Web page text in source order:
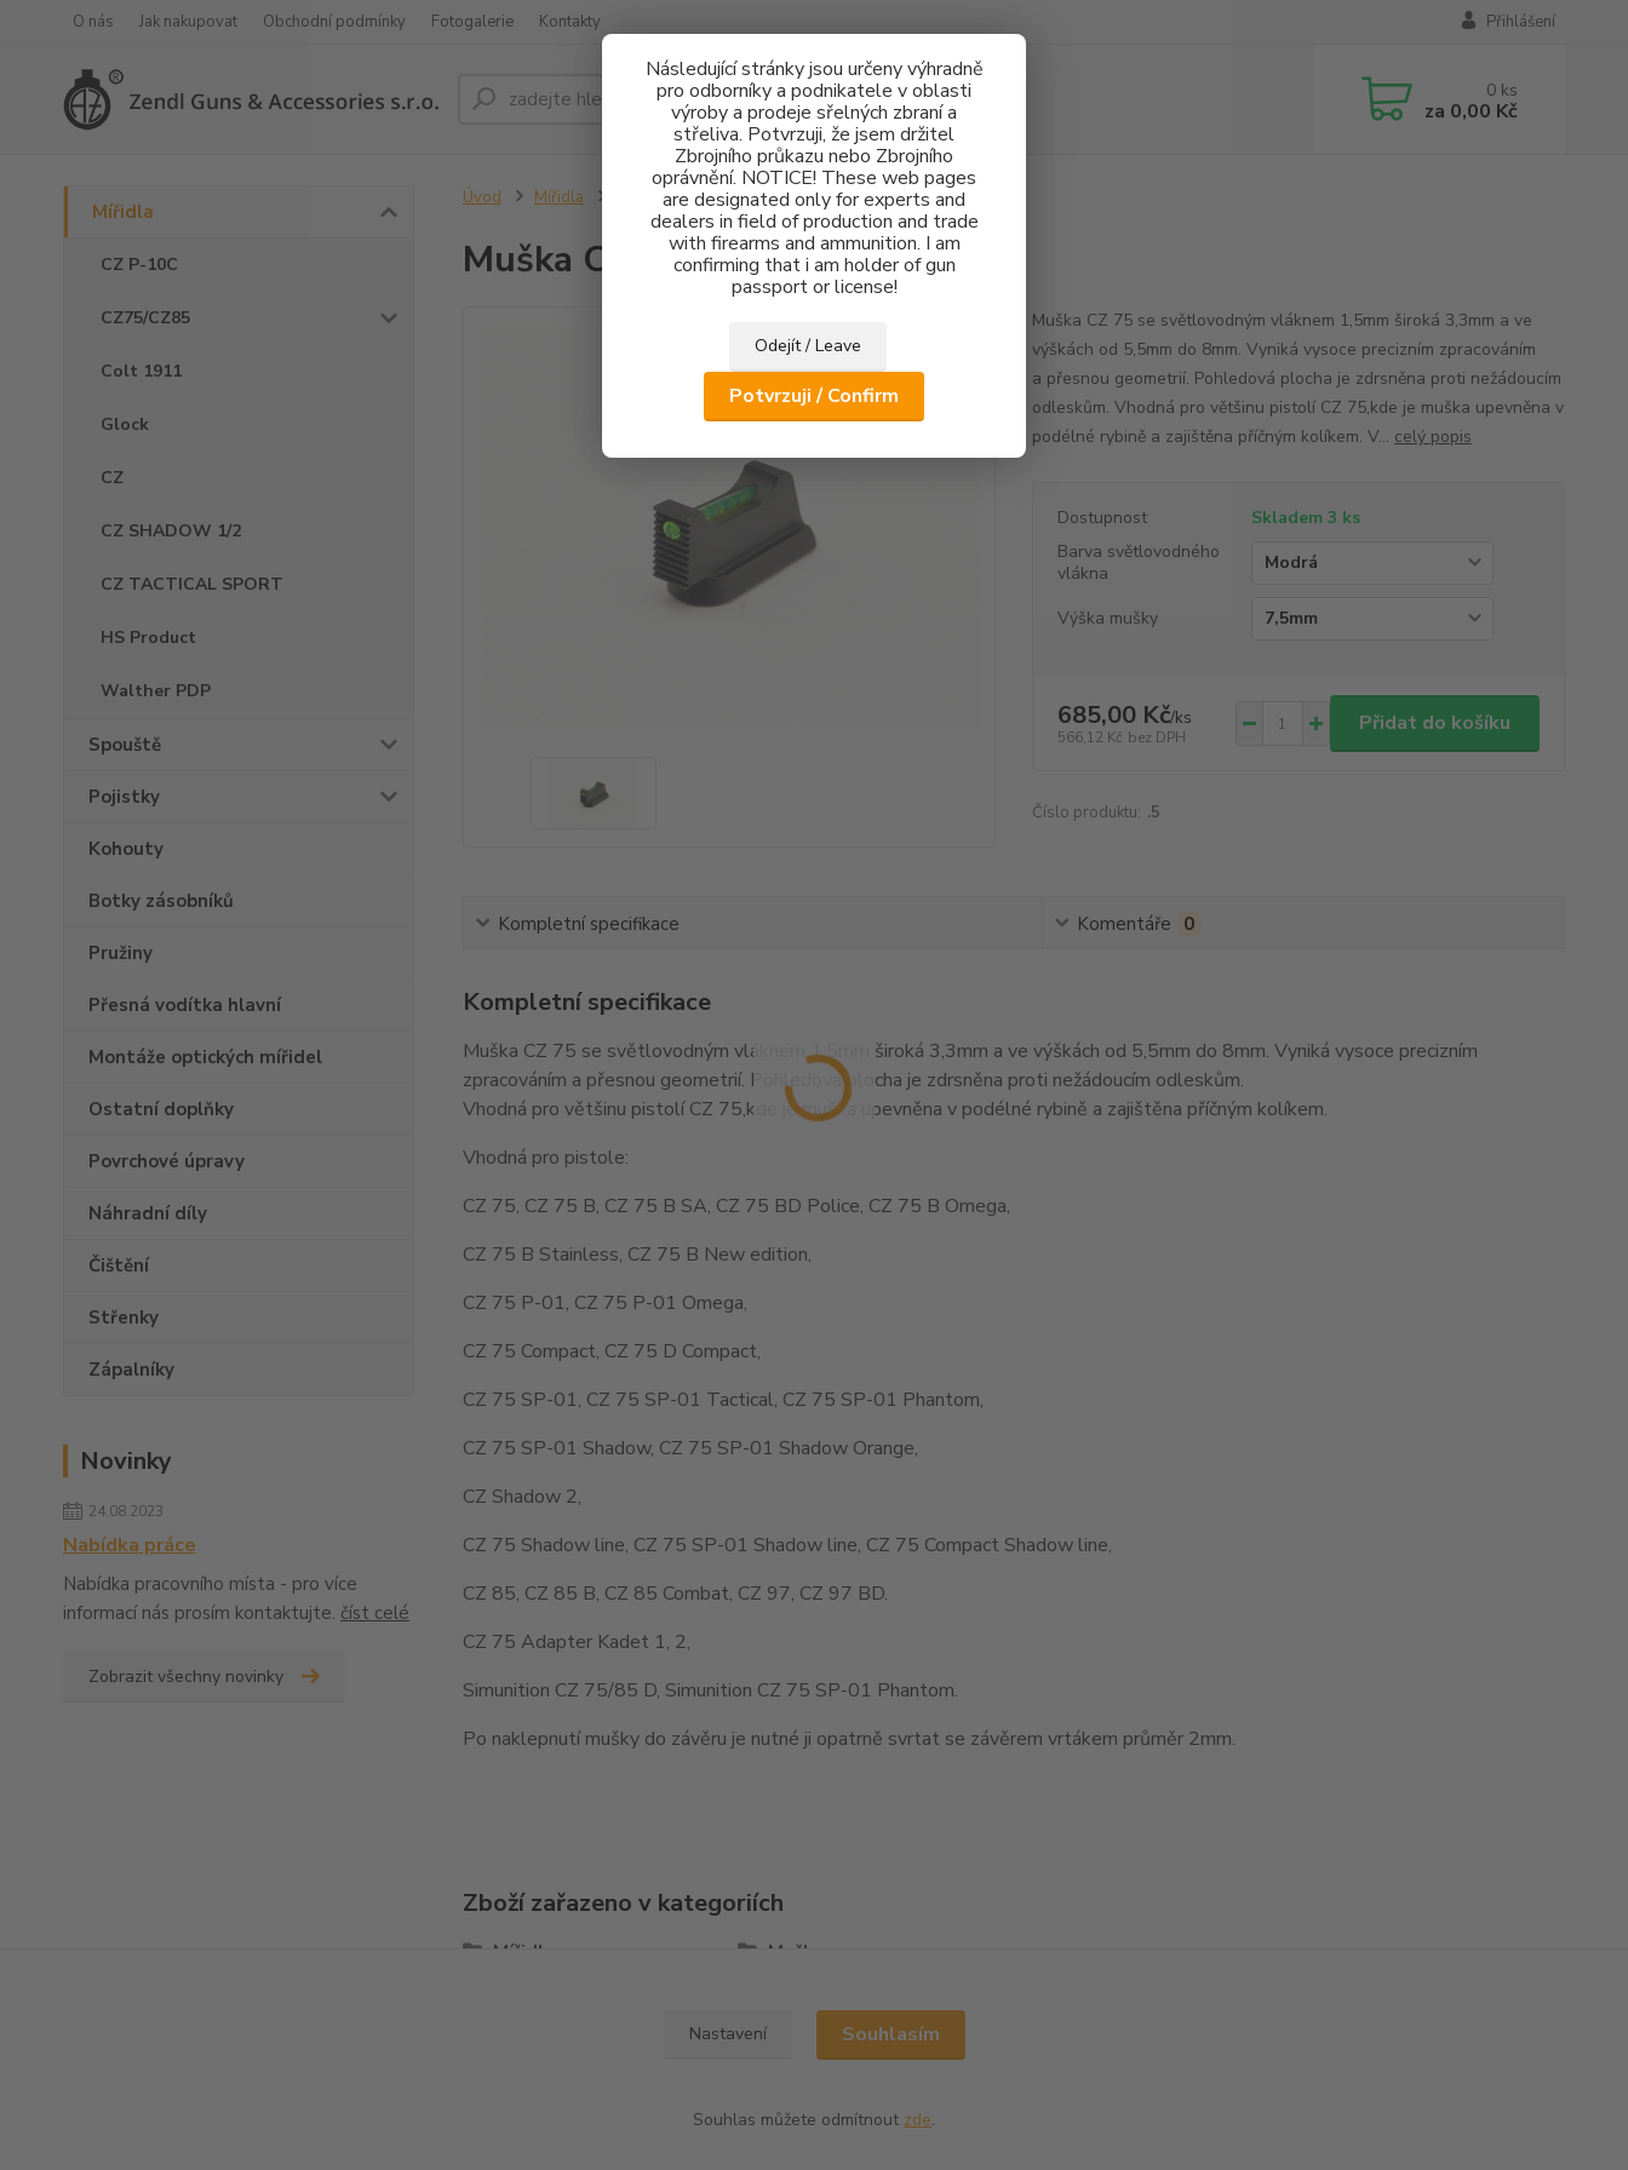
Následující stránky jsou určeny výhradně
pro odborníky a podnikatele v oblasti
výroby a prodeje sřelných zbraní a
střeliva. Potvrzuji, že jsem držitel
Zbrojního průkazu nebo Zbrojního
oprávnění. NOTICE! These web pages
are designated only for experts and
dealers in field of production and trade
with firearms and ammunition. I am
confirming that i am holder of gun
passport or license!
Odejít / Leave
Potvrzuji / Confirm
O nás Jak nakupovat Obchodní podmínky Fotogalerie Kontakty Přihlášení
Hledat 0 ks
za 0,00 Kč
Mířidla
CZ P-10C
CZ75/CZ85
Colt 1911
Glock
CZ
CZ SHADOW 1/2
CZ TACTICAL SPORT
HS Product
Walther PDP
Spouště
Pojistky
Kohouty
Botky zásobníků
Pružiny
Přesná vodítka hlavní
Montáže optických mířidel
Ostatní doplňky
Povrchové úpravy
Náhradní díly
Čištění
Střenky
Zápalníky
Novinky
24.08.2023
Nabídka práce
Nabídka pracovního místa - pro více
informací nás prosím kontaktujte. číst celé
Zobrazit všechny novinky
Úvod Mířidla Muška CZ 75 FO 1,5mm - 3,3mm
Muška CZ 75 FO 1,5mm - 3,3mm
Muška CZ 75 se světlovodným vláknem 1,5mm široká 3,3mm a ve
výškách od 5,5mm do 8mm. Vyniká vysoce precizním zpracováním
a přesnou geometrií. Pohledová plocha je zdrsněna proti nežádoucím
odleskům. Vhodná pro většinu pistolí CZ 75,kde je muška upevněna v
podélné rybině a zajištěna příčným kolíkem. V... celý popis
Dostupnost
Skladem 3 ks
Barva světlovodného
vlákna
Výška mušky
685,00 Kč/ks
566,12 Kč bez DPH
Přidat do košíku
Číslo produktu: .5
Kompletní specifikace Komentáře 0
Kompletní specifikace
Muška CZ 75 se světlovodným vláknem 1,5mm široká 3,3mm a ve výškách od 5,5mm do 8mm. Vyniká vysoce precizním
zpracováním a přesnou geometrií. Pohledová plocha je zdrsněna proti nežádoucím odleskům.
Vhodná pro většinu pistolí CZ 75,kde je muška upevněna v podélné rybině a zajištěna příčným kolíkem.
Vhodná pro pistole:
CZ 75, CZ 75 B, CZ 75 B SA, CZ 75 BD Police, CZ 75 B Omega,
CZ 75 B Stainless, CZ 75 B New edition,
CZ 75 P-01, CZ 75 P-01 Omega,
CZ 75 Compact, CZ 75 D Compact,
CZ 75 SP-01, CZ 75 SP-01 Tactical, CZ 75 SP-01 Phantom,
CZ 75 SP-01 Shadow, CZ 75 SP-01 Shadow Orange,
CZ Shadow 2,
CZ 75 Shadow line, CZ 75 SP-01 Shadow line, CZ 75 Compact Shadow line,
CZ 85, CZ 85 B, CZ 85 Combat, CZ 97, CZ 97 BD.
CZ 75 Adapter Kadet 1, 2,
Simunition CZ 75/85 D, Simunition CZ 75 SP-01 Phantom.
Po naklepnutí mušky do závěru je nutné ji opatrně svrtat se závěrem vrtákem průměr 2mm.
Zboží zařazeno v kategoriích
Mířidla Mušky
Nastavení Souhlasím
Souhlas můžete odmítnout zde.